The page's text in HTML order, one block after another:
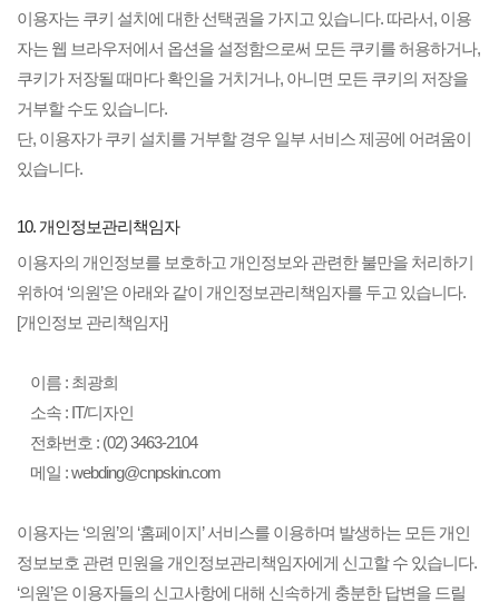
이용자는 쿠키 설치에 대한 선택권을 가지고 있습니다. 따라서, 이용
자는 웹 브라우저에서 옵션을 설정함으로써 모든 쿠키를 허용하거나,
쿠키가 저장될 때마다 확인을 거치거나, 아니면 모든 쿠키의 저장을
거부할 수도 있습니다.
단, 이용자가 쿠키 설치를 거부할 경우 일부 서비스 제공에 어려움이
있습니다.
10. 개인정보관리책임자
이용자의 개인정보를 보호하고 개인정보와 관련한 불만을 처리하기
위하여 ‘의원’은 아래와 같이 개인정보관리책임자를 두고 있습니다.
[개인정보 관리책임자]
이름 : 최광희
소속 : IT/디자인
전화번호 : (02) 3463-2104
메일 : webding@cnpskin.com
이용자는 ‘의원’의 ‘홈페이지’ 서비스를 이용하며 발생하는 모든 개인
정보보호 관련 민원을 개인정보관리책임자에게 신고할 수 있습니다.
‘의원’은 이용자들의 신고사항에 대해 신속하게 충분한 답변을 드릴